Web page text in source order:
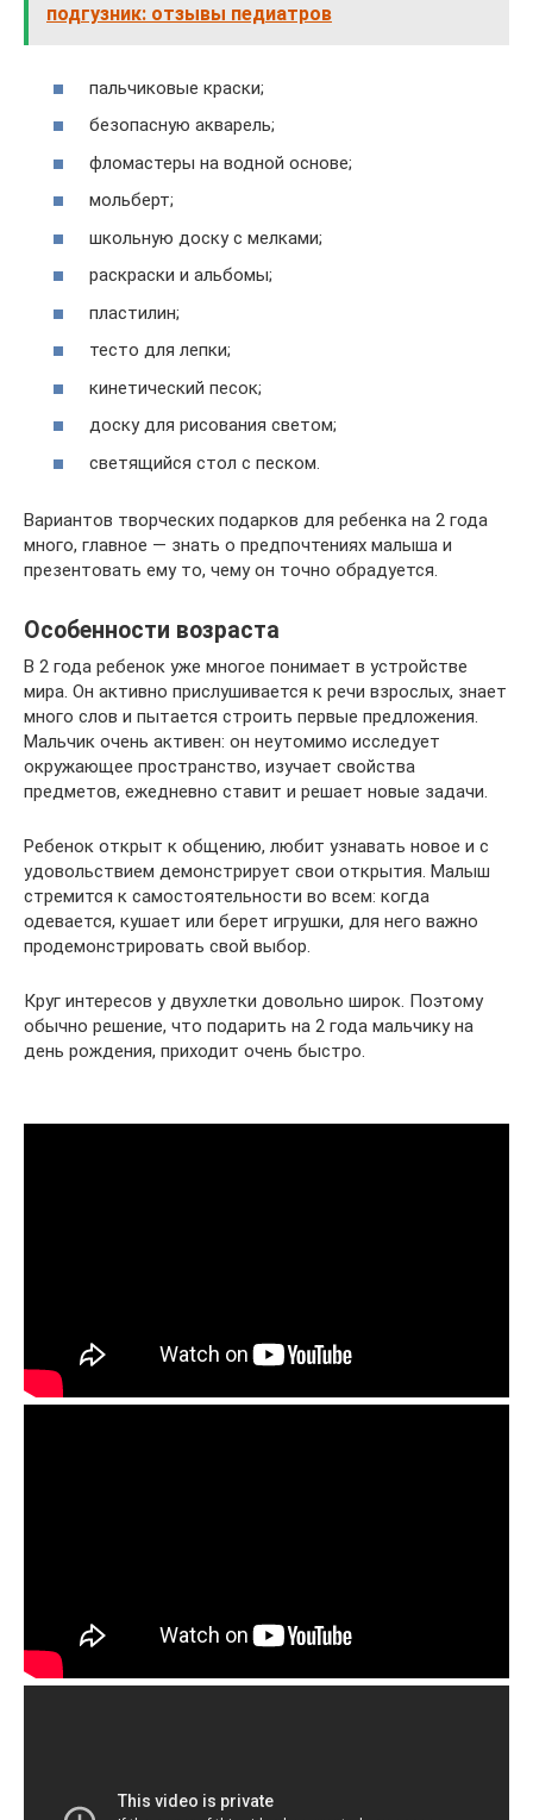
подгузник: отзывы педиатров
пальчиковые краски;
безопасную акварель;
фломастеры на водной основе;
мольберт;
школьную доску с мелками;
раскраски и альбомы;
пластилин;
тесто для лепки;
кинетический песок;
доску для рисования светом;
светящийся стол с песком.
Вариантов творческих подарков для ребенка на 2 года
много, главное — знать о предпочтениях малыша и
презентовать ему то, чему он точно обрадуется.
Особенности возраста
В 2 года ребенок уже многое понимает в устройстве
мира. Он активно прислушивается к речи взрослых, знает
много слов и пытается строить первые предложения.
Мальчик очень активен: он неутомимо исследует
окружающее пространство, изучает свойства
предметов, ежедневно ставит и решает новые задачи.
Ребенок открыт к общению, любит узнавать новое и с
удовольствием демонстрирует свои открытия. Малыш
стремится к самостоятельности во всем: когда
одевается, кушает или берет игрушки, для него важно
продемонстрировать свой выбор.
Круг интересов у двухлетки довольно широк. Поэтому
обычно решение, что подарить на 2 года мальчику на
день рождения, приходит очень быстро.